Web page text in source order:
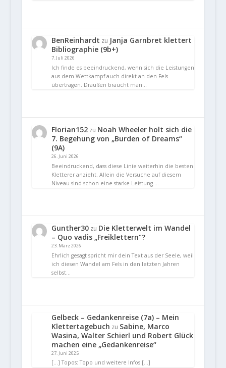
BenReinhardt zu Janja Garnbret klettert
Bibliographie (9b+)
7. Juli 2026
Ich finde es beeindruckend, wenn sich die Leistungen
aus dem Wettkampf auch direkt an den Fels
übertragen. Draußen braucht man…
Florian152zu Noah Wheeler holt sich die
7. Begehung von „Burden of Dreams“
(9A)
26. Juni 2026
Beeindruckend, dass diese Linie weiterhin die besten
Kletterer anzieht. Allein die Versuche auf diesem
Niveau sind schon eine starke Leistung.…
Gunther30zu Die Kletterwelt im Wandel
– Quo vadis „Freiklettern“?
23. März 2026
Ehrlich gesagt spricht mir dein Text aus der Seele, weil
ich diesen Wandel am Fels in den letzten Jahren
selbst…
Gelbeck – Gedankenreise (7a) – Mein
Klettertagebuch zu Sabine, Marco
Wasina, Walter Schierl und Robert Glück
machen eine „Gedankenreise“
27. Juni 2025
[…] Topos: Topo und weitere Infos […]